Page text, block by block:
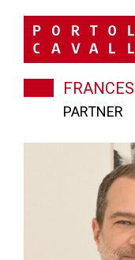
PARTNER